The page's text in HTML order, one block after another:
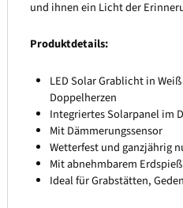
und ihnen ein Licht der
Produktdetails:
LED Solar Grablicht in
Doppelherzen
Integriertes Solarpanel im
Mit Dämmerungssensor
Wetterfest und ganzjährig
Mit abnehmbarem
Ideal für Grabstätten,